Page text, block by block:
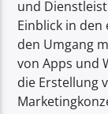
und
Einblick in
den Umgang
von Apps und
die Erstellung